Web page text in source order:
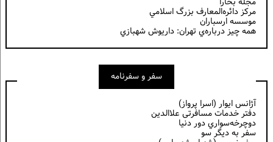
مركز دائره‌المعارف بزرگ اسلامي
موسسه ارسباران
همه چيز درباره‌ي تهران: داريوش شهبازي
سفر و سفرنامه
آژانس ایوار (اسرا پرواز)
دفتر خدمات مسافرتی علاالدین
دوچرخه‌سواري دور دنيا
سفر به دیگر سو